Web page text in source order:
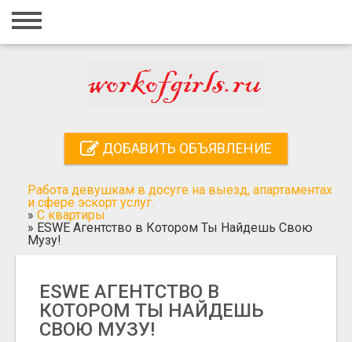
Главная
Регистрация
Добавить объявление
Поиск
ДОБАВИТЬ ОБЪЯВЛЕНИЕ
Работа девушкам в досуге на выезд, апартаментах
и сфере эскорт услуг.
» С квартиры
» ESWE Агентство в Котором Ты Найдешь Свою
Музу!
ESWE АГЕНТСТВО В
КОТОРОМ ТЫ НАЙДЕШЬ
СВОЮ МУЗУ!